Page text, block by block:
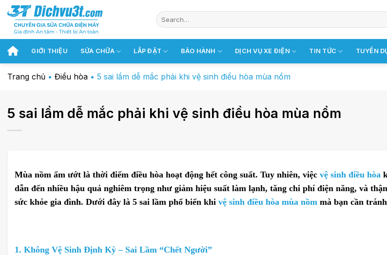
Chuyển
đến
dung
GIỚI THIỆU SỬA CHỮA LẮP ĐẶT BẢO HÀNH DỊCH VỤ XE ĐIỆN TIN TỨC TUYỂN
Trang chủ • Điều hòa • 5 sai lầm dễ mắc phải khi vệ sinh điều hòa mùa nồm
5 sai lầm dễ mắc phải khi vệ sinh điều hòa mùa nồm
Mùa nồm ẩm ướt là thời điểm điều hòa hoạt động hết công suất. Tuy nhiên, việc vệ sinh điều hòa
dẫn đến nhiều hậu quả nghiêm trọng như giảm hiệu suất làm lạnh, tăng chi phí điện năng, và
sức khỏe gia đình. Dưới đây là 5 sai lầm phổ biến khi vệ sinh điều hòa mùa nồm mà bạn cần
1. Không Vệ Sinh Định Kỳ – Sai Lầm “Chết Người”